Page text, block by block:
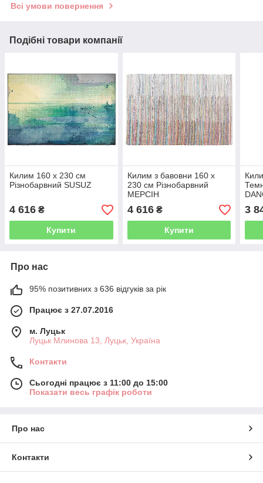
Всі умови повернення
Подібні товари компанії
Килим 160 x 230 см
Різнобарвний SUSUZ
4 616 ₴
Купити
Килим з бавовни 160 x
230 см Різнобарвний
МЕРСІН
4 616₴
Купити
3
Про нас
95% позитивних з 636 відгуків за рік
Працює з 27.07.2016
м. Луцьк
Луцьк Млинова 13, Луцьк, Україна
Контакти
Сьогодні працює з 11:00 до 15:00
Показати весь графік роботи
Про нас
Контакти